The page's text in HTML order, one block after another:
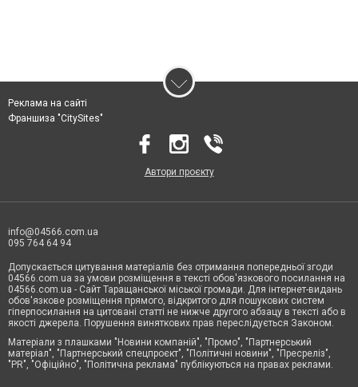
Реклама на сайті
Франшиза "CitySites"
Автори проєкту
info@04566.com.ua
095 764 64 94
Допускається цитування матеріалів без отримання попередньої згоди
04566.com.ua за умови розміщення в тексті обов'язкового посилання на
04566.com.ua - Cайт Таращанської міської громади. Для інтернет-видань
обов'язкове розміщення прямого, відкритого для пошукових систем
гіперпосилання на цитовані статті не нижче другого абзацу в тексті або в
якості джерела. Порушення виняткових прав переслідується Законом.
Матеріали з плашками "Новини компаній", "Промо", "Партнерський
матеріал", "Партнерський спецпроєкт", "Політичні новини", "Пресреліз",
"PR", "Офіційно", "Політична реклама" публікуються на правах реклами.